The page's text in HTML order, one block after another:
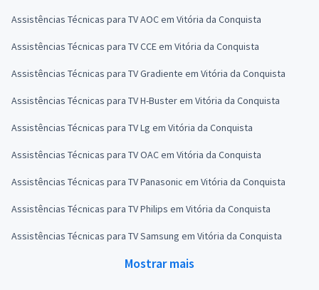
Assistências Técnicas para TV AOC em Vitória da Conquista
Assistências Técnicas para TV CCE em Vitória da Conquista
Assistências Técnicas para TV Gradiente em Vitória da Conquista
Assistências Técnicas para TV H-Buster em Vitória da Conquista
Assistências Técnicas para TV Lg em Vitória da Conquista
Assistências Técnicas para TV OAC em Vitória da Conquista
Assistências Técnicas para TV Panasonic em Vitória da Conquista
Assistências Técnicas para TV Philips em Vitória da Conquista
Assistências Técnicas para TV Samsung em Vitória da Conquista
Mostrar mais